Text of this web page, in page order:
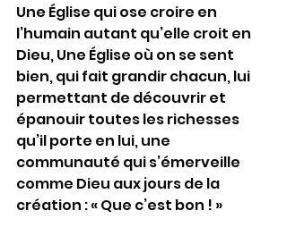
Une Église qui ose croire en
l’humain autant qu’elle croit en
Dieu, Une Église où on se sent
bien, qui fait grandir chacun, lui
permettant de découvrir et
épanouir toutes les richesses
qu’il porte en lui, une
communauté qui s’émerveille
comme Dieu aux jours de la
création : « Que c’est bon ! »